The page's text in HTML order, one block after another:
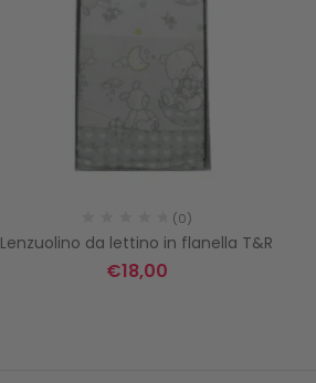
(0)
Lenzuolino da lettino in flanella T&R
€18,00